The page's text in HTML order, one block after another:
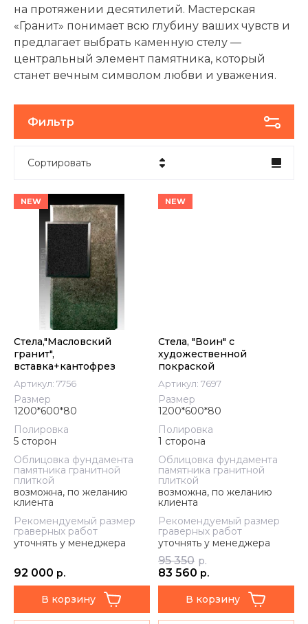
на протяжении десятилетий. Мастерская
«Гранит» понимает всю глубину ваших чувств и
предлагает выбрать каменную стелу —
центральный элемент памятника, который
станет вечным символом любви и уважения.
Фильтр
Сортировать
Цена - возрастание
Название - Я-А
Название - А-Я
NEW
Стела,"Масловский
гранит",
вставка+кантофрез
Артикул: 7756
Размер
1200*600*80
Полировка
5 сторон
Облицовка фундамента
памятника гранитной
плиткой
возможна, по желанию
клиента
Рекомендуемый размер
граверных работ
уточнять у менеджера
92 000 р.
В корзину
NEW
Стела, "Воин" с
художественной
покраской
Артикул: 7697
Размер
1200*600*80
Полировка
1 сторона
Облицовка фундамента
памятника гранитной
плиткой
возможна, по желанию
клиента
Рекомендуемый размер
граверных работ
уточнять у менеджера
95 350 р.
83 560 р.
В корзину